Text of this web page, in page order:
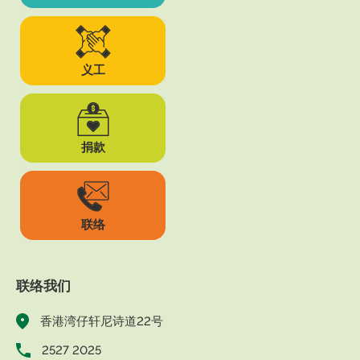
义工
捐款
联络
联络我们
香港湾仔轩尼诗道22号
2527 2025